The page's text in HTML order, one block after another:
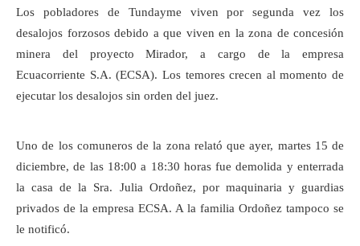
Los pobladores de Tundayme viven por segunda vez los
desalojos forzosos debido a que viven en la zona de concesión
minera del proyecto Mirador, a cargo de la empresa
Ecuacorriente S.A. (ECSA). Los temores crecen al momento de
ejecutar los desalojos sin orden del juez.
Uno de los comuneros de la zona relató que ayer, martes 15 de
diciembre, de las 18:00 a 18:30 horas fue demolida y enterrada
la casa de la Sra. Julia Ordoñez, por maquinaria y guardias
privados de la empresa ECSA. A la familia Ordoñez tampoco se
le notificó.